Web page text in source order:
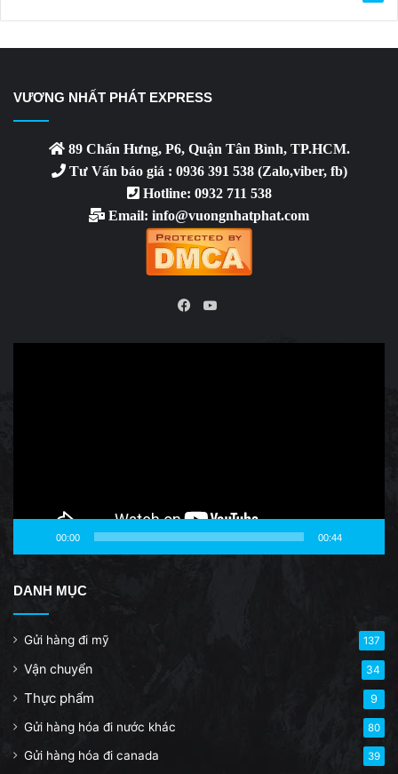
VƯƠNG NHẤT PHÁT EXPRESS
89 Chấn Hưng, P6, Quận Tân Bình, TP.HCM.
Tư Vấn báo giá : 0936 391 538 (Zalo,viber, fb)
Hotline: 0932 711 538
Email: info@vuongnhatphat.com
YouTube
00:00 00:44
DANH MỤC
Gửi hàng đi mỹ 137
Vận chuyển 34
Thực phẩm 9
Gửi hàng hóa đi nước khác 80
Gửi hàng hóa đi canada 39